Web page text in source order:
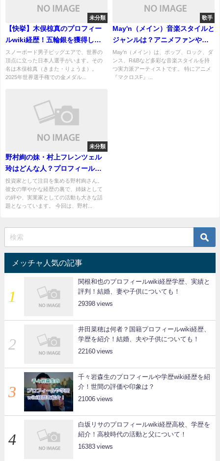
未分類
【快挙】木俣椋真のプロフィー
ルwiki経歴！五輪銀を獲得した
日本スノーボード界の新エース
スノーボード男子ビッグエアで、世界の
頂点に立った日本人選手がいます。その
名は木俣椋真（きまた・りょうま）。
2025年世界選手権での金メダル...
歌手
May'n（メイン）音楽スタイルと
ジャンルは？アニメファンや音
楽ファンに人気の理由！
May'n（メイン）は、ポップ、ロック、ダ
ンス、R&Bなど多彩な音楽スタイルを持
つ実力派アーティストです。 特にアニメ
『マクロスF』...
未分類
野村絢の妹・村上フレンツェル
玲はどんな人？プロフィールや
活動内容を徹底調査！
投資家として注目を集める野村絢さん。
彼女の華やかな経歴の裏で、姉妹として
の絆や、実業家としての活動も大きな話
題となっています。 今回は、野村...
メッチャ人気の記事
関根和也のプロフィールwiki経歴学歴、実績と
評判！結婚、妻や子供についても！
29398
井田菜穂は何者？国籍プロフィールwiki経歴、
学歴を紹介！結婚、夫や子供についても！
22160
千々岩森生のプロフィールや学歴wiki経歴を紹
介！世間の評価や印象は？
21006
白坂リサのプロフィールwiki経歴高校、学歴を
紹介！高校時代の活動と父について！
16383